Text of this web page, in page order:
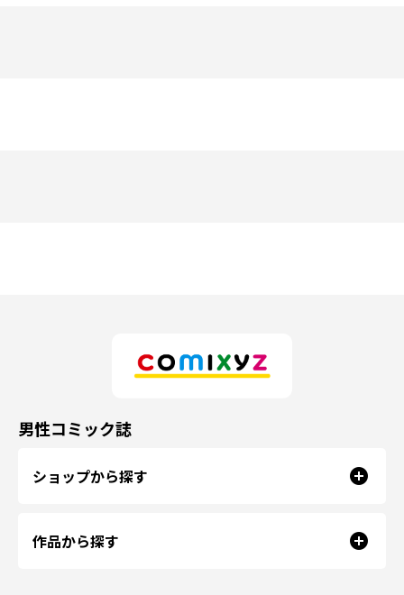
男性コミック誌
ショップから探す
作品から探す